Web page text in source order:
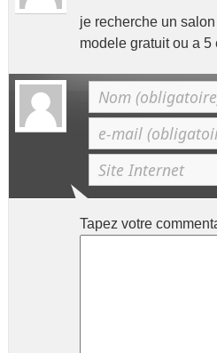
je recherche un
modele gratuit ou a 5
Tapez votre